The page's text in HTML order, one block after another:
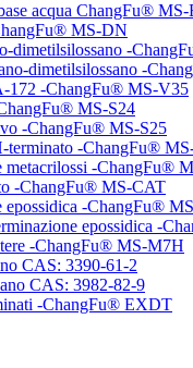
acqua ChangFu® MS-
MS-DN
dimetilsilossano -
dimetilsilossano -
172 -ChangFu® MS-V35
MS-S24
-ChangFu® MS-S25
terminato -ChangFu®
metacrilossi -ChangFu®
-ChangFu® MS-CAT
epossidica -ChangFu®
epossidica -
-ChangFu® MS-M7H
CAS: 3390-61-2
CAS: 3982-82-9
-ChangFu® EXDT